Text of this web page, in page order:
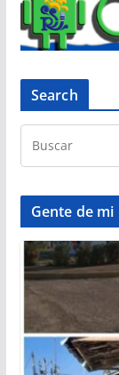
Search
Gente de mi